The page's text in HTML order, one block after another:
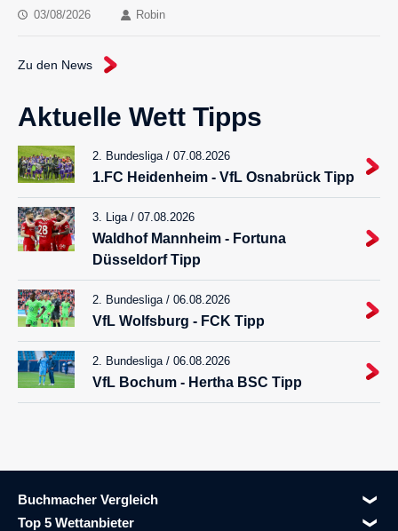
Aktuelle Wett Tipps
2. Bundesliga / 07.08.2026
1.FC Heidenheim - VfL Osnabrück Tipp
3. Liga / 07.08.2026
Waldhof Mannheim - Fortuna
Düsseldorf Tipp
2. Bundesliga / 06.08.2026
VfL Wolfsburg - FCK Tipp
2. Bundesliga / 06.08.2026
VfL Bochum - Hertha BSC Tipp
03/08/2026 Robin
Zu den News
Buchmacher Vergleich
Top 5 Wettanbieter